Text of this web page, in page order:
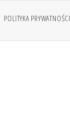
POLITYKA PRYWATNOŚCI